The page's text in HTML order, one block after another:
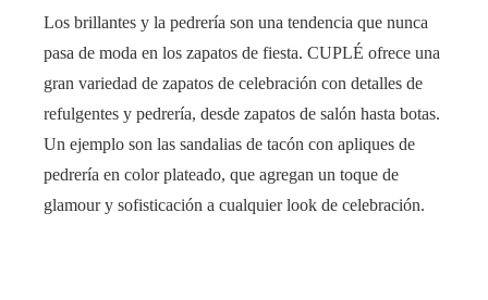
Los brillantes y la pedrería son una tendencia que nunca
pasa de moda en los zapatos de fiesta. CUPLÉ ofrece una
gran variedad de zapatos de celebración con detalles de
refulgentes y pedrería, desde zapatos de salón hasta botas.
Un ejemplo son las sandalias de tacón con apliques de
pedrería en color plateado, que agregan un toque de
glamour y sofisticación a cualquier look de celebración.